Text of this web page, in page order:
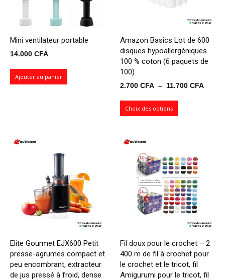
Mini ventilateur portable
14.000 CFA
Ajouter au panier
Amazon Basics Lot de 600
disques hypoallergéniques
100 % coton (6 paquets de
100)
2.700 CFA – 11.700 CFA
Choix des options
Elite Gourmet EJX600 Petit
presse-agrumes compact et
peu encombrant, extracteur
de jus pressé à froid, dense
Fil doux pour le crochet – 2
400 m de fil à crochet pour
le crochet et le tricot, fil
Amigurumi pour le tricot, fil